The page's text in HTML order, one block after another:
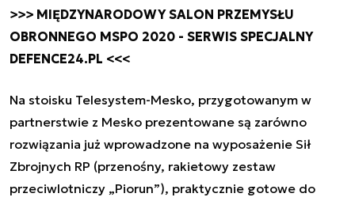
>>> MIĘDZYNARODOWY SALON PRZEMYSŁU
OBRONNEGO MSPO 2020 - SERWIS SPECJALNY
DEFENCE24.PL <<<
Na stoisku Telesystem-Mesko, przygotowanym w
partnerstwie z Mesko prezentowane są zarówno
rozwiązania już wprowadzone na wyposażenie Sił
Zbrojnych RP (przenośny, rakietowy zestaw
przeciwlotniczy „Piorun”), praktycznie gotowe do